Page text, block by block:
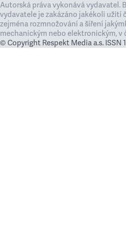
Autorská práva vykonává vydavatel.
vydavatele je zakázáno jakékoli užití
zejména rozmnožování a šíření
mechanickým nebo elektronickým, v
© Copyright Respekt Media a.s. ISSN